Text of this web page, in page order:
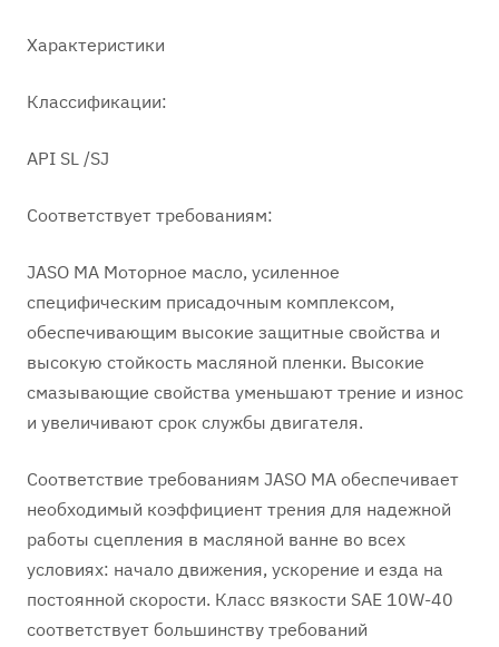
Характеристики
Классификации:
API SL /SJ
Соответствует требованиям:
JASO MA Моторное масло, усиленное
специфическим присадочным комплексом,
обеспечивающим высокие защитные свойства и
высокую стойкость масляной пленки. Высокие
смазывающие свойства уменьшают трение и износ
и увеличивают срок службы двигателя.
Соответствие требованиям JASO MA обеспечивает
необходимый коэффициент трения для надежной
работы сцепления в масляной ванне во всех
условиях: начало движения, ускорение и езда на
постоянной скорости. Класс вязкости SAE 10W-40
соответствует большинству требований